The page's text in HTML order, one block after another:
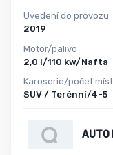
Uvedení do provozu
2019
Motor/palivo
2,0 l/110 kw/Nafta
Karoserie/počet míst
SUV / Terénní/4-5
AUTO